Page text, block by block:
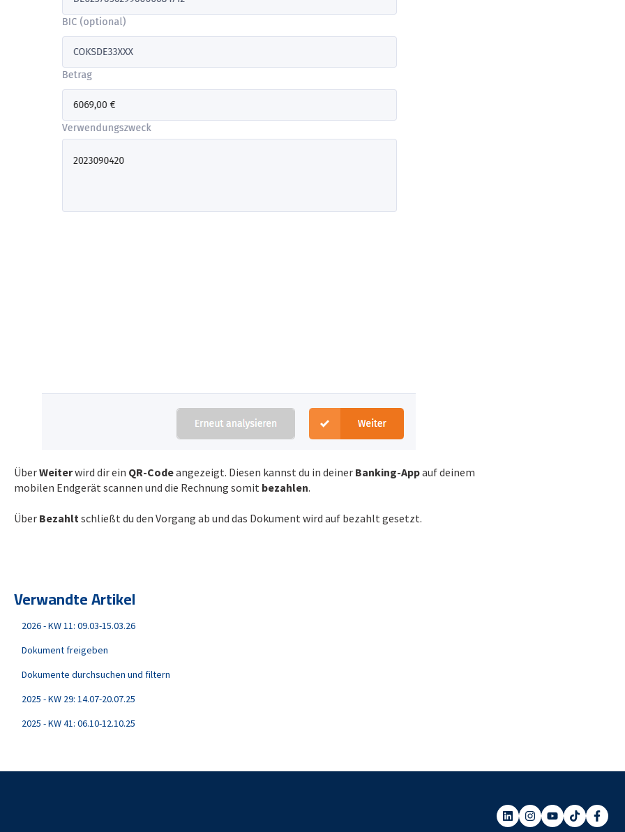
ÜberWeiterwird dir ein QR-Codeangezeigt. Diesen kannst du in deiner Banking-Appauf deinem
mobilen Endgerät scannen und die Rechnung somit bezahlen.
Über Bezahltschließt du den Vorgang ab und das Dokument wird auf bezahlt gesetzt.
Verwandte Artikel
2026 - KW 11: 09.03-15.03.26
Dokument freigeben
Dokumente durchsuchen und filtern
2025 - KW 29: 14.07-20.07.25
2025 - KW 41: 06.10-12.10.25